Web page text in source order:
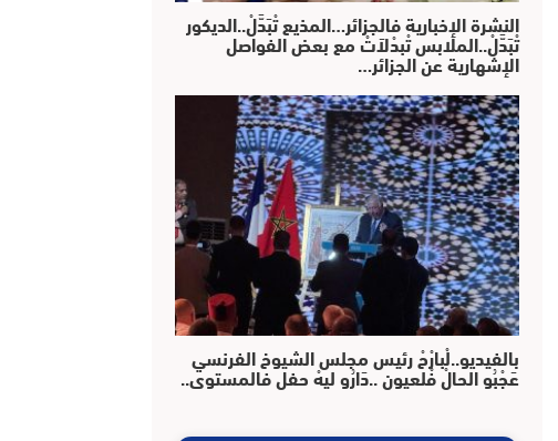
النشرة الإخبارية فالجزائر…المذيع تْبَدَّلْ..الديكور
تْبَدَّلْ..الملابس تْبدْلاَتْ مع بعض الفواصل
الإشهارية عن الجزائر…
بالفيديو..لْبارْحْ رئيس مجلس الشيوخ الفرنسي
عَجْبُو الحالْ فْلعيون ..دَارُو ليهْ حفل فالمستوى..